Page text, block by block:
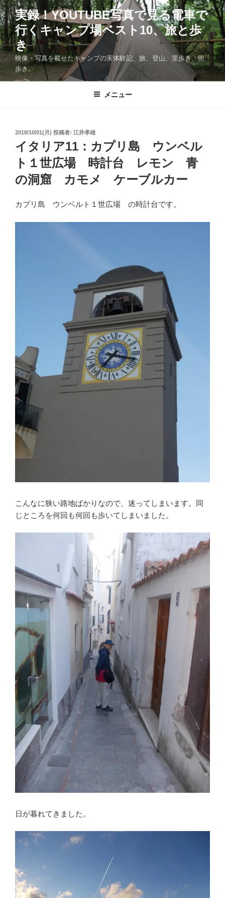
コ
ン
テ
ン
ツ
へ
ス
実録！YOUTUBE写真で見る電車で
行くキャンプ場ベスト10、旅と歩
き
映像・写真を載せたキャンプの実体験記、旅、登山、里歩き、街
歩き。
メニュー
投
日:
2018/10/01(月) 投稿者: 江井孝雄
イタリア11：カプリ島 ウンベル
ト１世広場 時計台 レモン 青
の洞窟 カモメ ケーブルカー
カプリ島 ウンベルト１世広場 の時計台です。
こんなに狭い路地ばかりなので、迷ってしまいます。同
じところを何回も何回も歩いてしまいました。
日が暮れてきました。